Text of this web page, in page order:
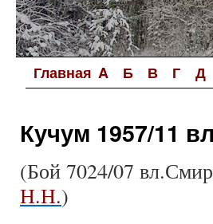
Главная A Б В Г Д
Кучум 1957/11
(Бой 7024/07
Н.Н.)